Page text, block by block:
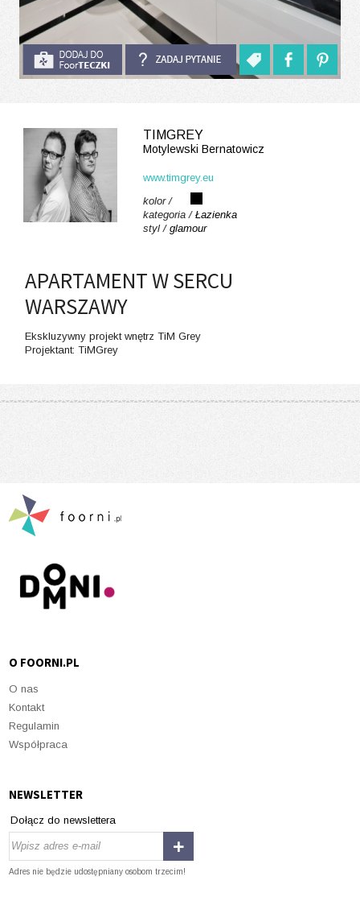
TIMGREY
Motylewski Bernatowicz
www.timgrey.eu
kolor /
kategoria / Łazienka
styl / glamour
APARTAMENT W SERCU
WARSZAWY
Ekskluzywny projekt wnętrz TiM Grey
Projektant: TiMGrey
O FOORNI.PL
O nas
Kontakt
Regulamin
Współpraca
NEWSLETTER
Dołącz do newslettera
Adres nie będzie udostępniany osobom trzecim!